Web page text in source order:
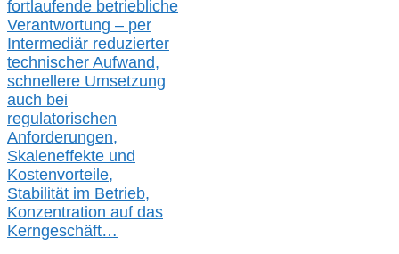
fortlaufende betriebliche
Verantwortung – per
Intermediär reduzierter
technischer Aufwand,
schnellere Umsetzung
auch bei
regulatorischen
Anforderungen,
Skaleneffekte und
Kostenvorteile,
Stabilität im Betrieb,
Konzentration auf das
Kerngeschäft…